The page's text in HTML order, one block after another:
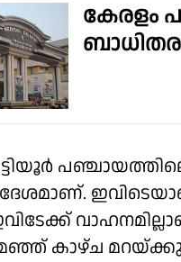
കേരളം
കാഴ്ച